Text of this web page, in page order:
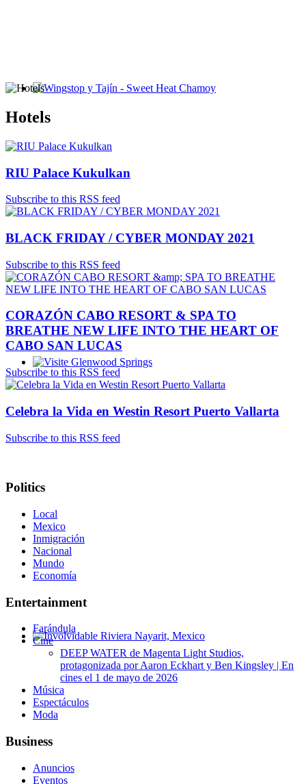
Glenwood Springs - Bello y Encantador
Involvidable Riviera Nayarit, Mexico
Hotels
RIU Palace Kukulkan
Subscribe to this RSS feed
BLACK FRIDAY / CYBER MONDAY 2021
Subscribe to this RSS feed
CORAZÓN CABO RESORT & SPA TO
BREATHE NEW LIFE INTO THE HEART OF
CABO SAN LUCAS
Subscribe to this RSS feed
Celebra la Vida en Westin Resort Puerto Vallarta
Subscribe to this RSS feed
Politics
Local
Mexico
Inmigración
Nacional
Mundo
Economía
Entertainment
Farándula
Cine
DEEP WATER de Magenta Light Studios,
protagonizada por Aaron Eckhart y Ben Kingsley | En
cines el 1 de mayo de 2026
Música
Espectáculos
Moda
Business
Anuncios
Eventos